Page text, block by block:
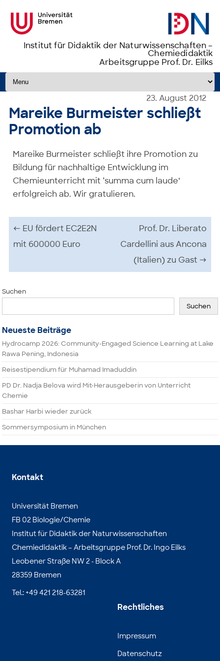
Institut für Didaktik der Naturwissenschaften –
Chemiedidaktik
Arbeitsgruppe Prof. Dr. Eilks
Zum Inhalt springen
23. August 2012
Mareike Burmeister schließt
Promotion ab
Mareike Burmeister schließt ihre Promotion zu
Bildung für nachhaltige Entwicklung im
Chemieunterricht mit ’summa cum laude‘
erfolgreich ab. Wir gratulieren.
Beitrags-Navigation
← EU fördert EC2E2N
mit 600000 Euro
Prof. Dr. Liberato
Cardellini aus Ancona
(Italien) zu Gast →
Suchen
Suchen
Neueste Beiträge
Hydrocamp 2026: Community-Engaged Science Learning at Lake
Rawa Pening, Indonesia
Reisestipendium für Muhamad Imaduddin
PD Dr. Nadja Belova wird Mit-Herausgeberin von Unterricht
Chemie
Bashar Harbi wieder zurück
Sommersymposium in München
Kontakt
Universität Bremen
FB 02 Biologie/Chemie
Institut für Didaktik der Naturwissenschaften
Chemiedidaktik – Arbeitsgruppe Prof. Dr. Ingo Eilks
Leobener Straße NW 2 - Block A
28359 Bremen
Tel.: +49 421 218-63281
Rechtliches
Impressum
Datenschutz